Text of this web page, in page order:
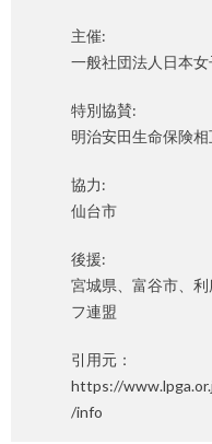
主催:
一般社団法人日本
特別協賛:
明治安田生命保険相
協力:
仙台市
後援:
宮城県、富谷市、
フ連盟
引用元：
https://
/info